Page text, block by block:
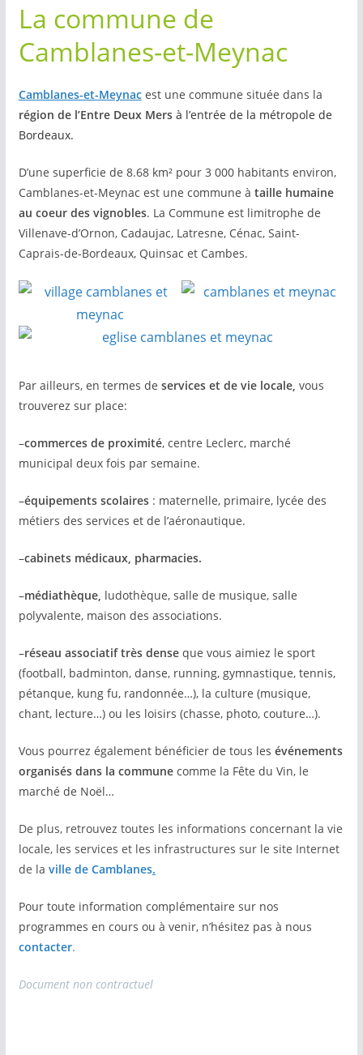
La commune de
Camblanes-et-Meynac
Camblanes-et-Meynacest une commune située dans la
région de l’Entre Deux Mers à l’entrée de la métropole de
Bordeaux.
D’une superficie de 8.68 km² pour 3 000 habitants environ,
Camblanes-et-Meynac est une commune à taille humaine
au coeur des vignobles. La Commune est limitrophe de
Villenave-d’Ornon, Cadaujac, Latresne, Cénac, Saint-
Caprais-de-Bordeaux, Quinsac et Cambes.
Par ailleurs, en termes de services et de vie locale, vous
trouverez sur place:
–commercesde proximité, centre Leclerc, marché
municipal deux fois par semaine.
–équipements scolaires: maternelle, primaire, lycée des
métiers des services et de l’aéronautique.
–cabinets médicaux, pharmacies.
–médiathèque, ludothèque, salle de musique, salle
polyvalente, maison des associations.
–réseau associatif très dense que vous aimiez le sport
(football, badminton, danse, running, gymnastique, tennis,
pétanque, kung fu, randonnée…), la culture (musique,
chant, lecture…) ou les loisirs (chasse, photo, couture…).
Vous pourrez également bénéficier de tous les événements
organisés dans la communecomme la Fête du Vin, le
marché de Noël…
De plus, retrouvez toutes les informations concernant la vie
locale, les services et les infrastructures sur le site Internet
de la ville de Camblanes.
Pour toute information complémentaire sur nos
programmes en cours ou à venir, n’hésitez pas à nous
contacter.
Document non contractuel